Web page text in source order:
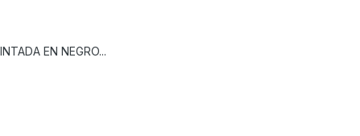
EN NEGRO...